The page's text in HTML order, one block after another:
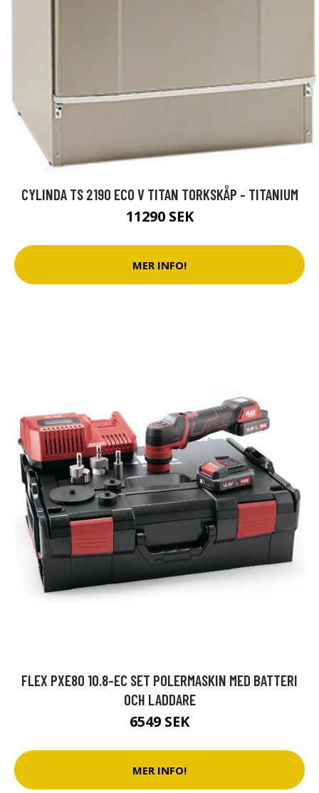
CYLINDA TS 2190 ECO V TITAN TORKSKÅP - TITANIUM
11290 SEK
MER INFO!
FLEX PXE80 10.8-EC SET POLERMASKIN MED BATTERI
OCH LADDARE
6549 SEK
MER INFO!